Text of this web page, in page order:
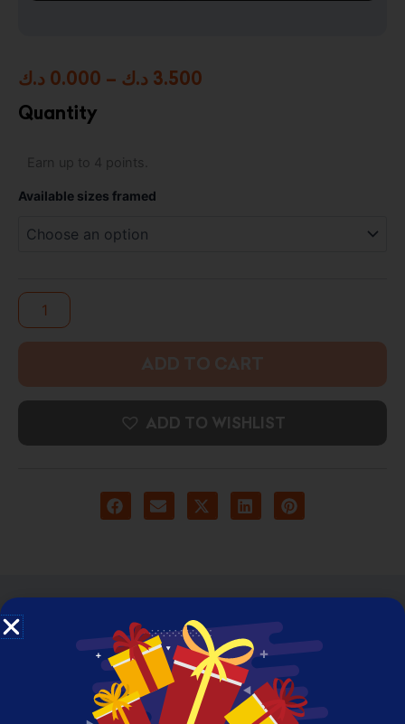
0.000 د.ك – 3.500 د.ك
Quantity
Earn up to 4 points.
Available sizes framed
Kombat
Framed
Print
ADD TO WISHLIST
DESCRIPTION
ADDITIONAL INFORMATION REVIEWS (0)
High Resolution Framed Photo Print